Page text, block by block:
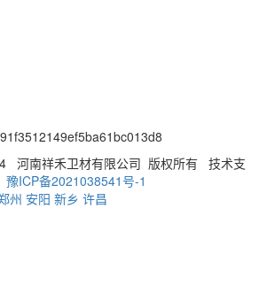
河南祥禾卫材有限公司 版权所有 技术支
豫ICP备2021038541号-1
州 安阳 新乡 许昌